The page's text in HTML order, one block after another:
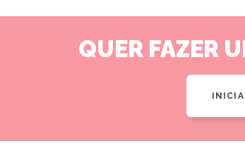
QUER FAZER